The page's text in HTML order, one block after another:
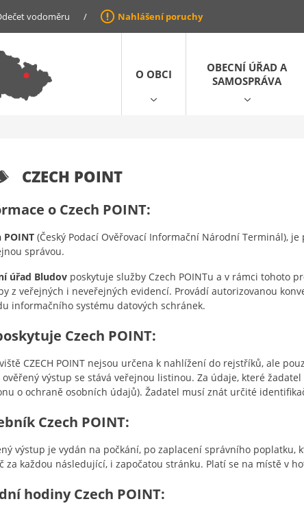
vodoměru / Nahlášení poruchy
O OBCI
OBECNÍ ÚŘAD A
SAMOSPRÁVA
CZECH POINT
o Czech POINT:
POINT (Český Podací Ověřovací Informační Národní Terminál),
správou.
úřad Bludov poskytuje služby Czech POINTu a v rámci tohoto
z veřejných i neveřejných evidencí. Provádí autorizovanou
informačního systému datových schránek.
Czech POINT:
CZECH POINT nejsou určena k nahlížení do rejstříků, ale
ověřený výstup se stává veřejnou listinou. Za údaje, které
o ochraně osobních údajů). Žadatel musí znát určité
Czech POINT:
výstup je vydán na počkání, po zaplacení správního poplatku,
za každou následující, i započatou stránku. Platí se na místě v
hodiny Czech POINT: